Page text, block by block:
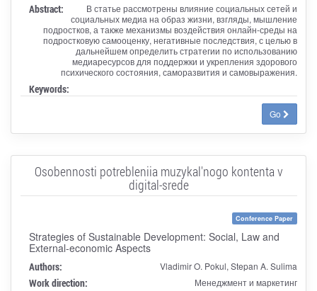
Abstract:
В статье рассмотрены влияние социальных сетей и
социальных медиа на образ жизни, взгляды, мышление
подростков, а также механизмы воздействия онлайн-среды на
подростковую самооценку, негативные последствия, с целью в
дальнейшем определить стратегии по использованию
медиаресурсов для поддержки и укрепления здорового
психического состояния, саморазвития и самовыражения.
Keywords:
Go
Osobennosti potrebleniia muzykal'nogo kontenta v
digital-srede
Conference Paper
Strategies of Sustainable Development: Social, Law and
External-economic Aspects
Authors: Vladimir O. Pokul, Stepan A. Sulima
Work direction: Менеджмент и маркетинг